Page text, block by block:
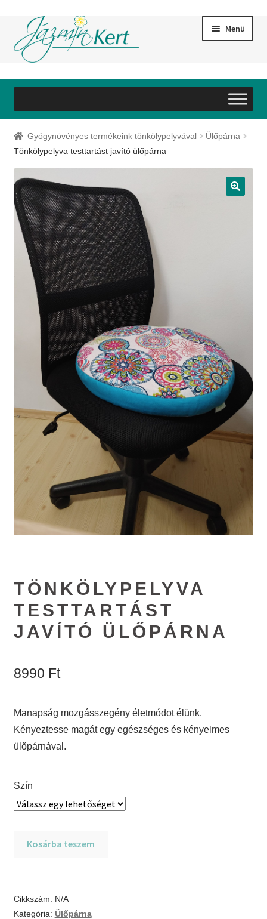
Ugrás
a
navigációhoz
Kilépés
a
tartalomba
Menü
Bemutatkozás
Szolgáltatások
Webáruház
Referenciák
Galéria
Partnereink
Elérhetőség
Gyógynövényes termékeink tönkölypelyvával
Ülőpárna
Tönkölypelyva testtartást javító ülőpárna
TÖNKÖLYPELYVA
TESTTARTÁST
JAVÍTÓ ÜLŐPÁRNA
8990 Ft
Manapság mozgásszegény életmódot élünk.
Kényeztesse magát egy egészséges és kényelmes
ülőpárnával.
Szín
Tönkölypelyva
mennyiség
Kosárba teszem
Cikkszám: N/A
Kategória: Ülőpárna